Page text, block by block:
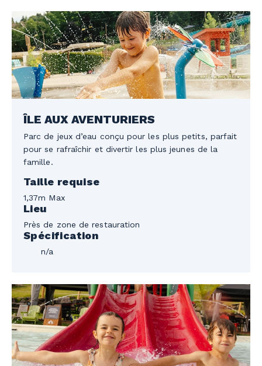
ÎLE AUX AVENTURIERS
Parc de jeux d’eau conçu pour les plus petits, parfait
pour se rafraîchir et divertir les plus jeunes de la
famille.
Taille requise
1,37m Max
Lieu
Près de zone de restauration
Spécification
n/a